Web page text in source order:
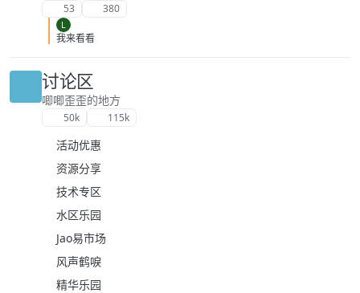
53 380
L
我来看看
讨论区
唧唧歪歪的地方
50k 115k
活动优惠
资源分享
技术专区
水区乐园
Jao易市场
风声鹤唳
精华乐园